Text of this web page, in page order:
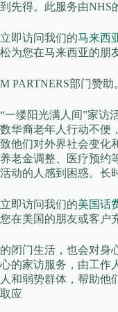
到先得。此服务由NHS
立即访问我们的马来西
松为您在马来西亚的朋
M PARTNERS部门赞助
“一缕阳光满人间”家访
数华裔老年人行动不便
致他们对外界社会变化
养老金调整、医疗预约
活动的人感到困惑。长
立即访问我们的美国话
您在美国的朋友或客户
的闭门生活，也会对身
心的家访服务，由工作
人和弱势群体，帮助他
取应